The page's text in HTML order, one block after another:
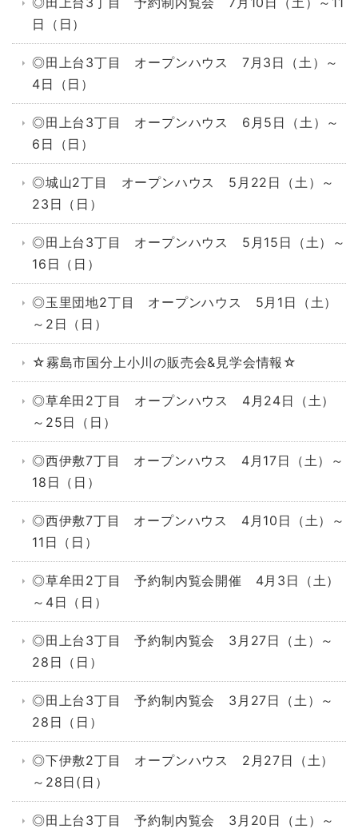
日（日）
◎田上台3丁目 オープンハウス 7月3日（土）～
4日（日）
◎田上台3丁目 オープンハウス 6月5日（土）～
6日（日）
◎城山2丁目 オープンハウス 5月22日（土）～
23日（日）
◎田上台3丁目 オープンハウス 5月15日（土）～
16日（日）
◎玉里団地2丁目 オープンハウス 5月1日（土）
～2日（日）
☆霧島市国分上小川の販売会&見学会情報☆
◎草牟田2丁目 オープンハウス 4月24日（土）
～25日（日）
◎西伊敷7丁目 オープンハウス 4月17日（土）～
18日（日）
◎西伊敷7丁目 オープンハウス 4月10日（土）～
11日（日）
◎草牟田2丁目 予約制内覧会開催 4月3日（土）
～4日（日）
◎田上台3丁目 予約制内覧会 3月27日（土）～
28日（日）
◎田上台3丁目 予約制内覧会 3月27日（土）～
28日（日）
◎下伊敷2丁目 オープンハウス 2月27日（土）
～28日(日）
◎田上台3丁目 予約制内覧会 3月20日（土）～